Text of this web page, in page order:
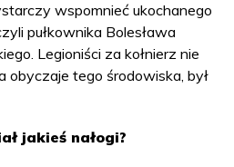
wspomnieć ukochanego
pułkownika Bolesława
Legioniści za kołnierz nie
obyczaje tego środowiska, był
jakieś nałogi?